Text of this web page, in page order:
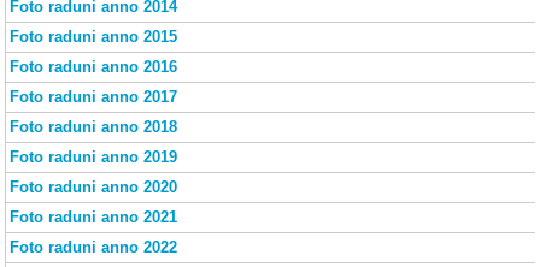
Foto raduni anno 2014
Foto raduni anno 2015
Foto raduni anno 2016
Foto raduni anno 2017
Foto raduni anno 2018
Foto raduni anno 2019
Foto raduni anno 2020
Foto raduni anno 2021
Foto raduni anno 2022